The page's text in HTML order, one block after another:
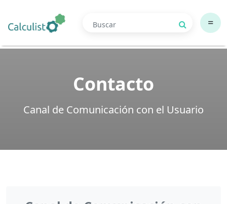
=
Contacto
Canal de Comunicación con el Usuario